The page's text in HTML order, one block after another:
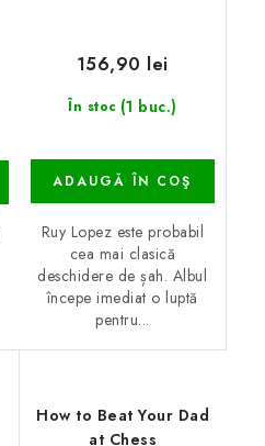
În stoc (1 buc.)
156,90 lei
ADAUGĂ ÎN COŞ
Ruy Lopez este probabil
cea mai clasică
deschidere de șah. Albul
începe imediat o luptă
pentru...
How to Beat Your Dad
at Chess